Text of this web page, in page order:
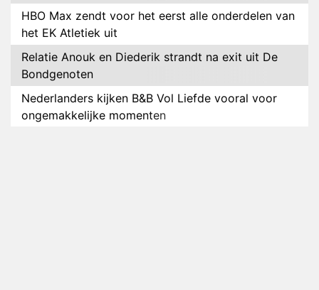
HBO Max zendt voor het eerst alle onderdelen van
het EK Atletiek uit
Relatie Anouk en Diederik strandt na exit uit De
Bondgenoten
Nederlanders kijken B&B Vol Liefde vooral voor
ongemakkelijke momenten